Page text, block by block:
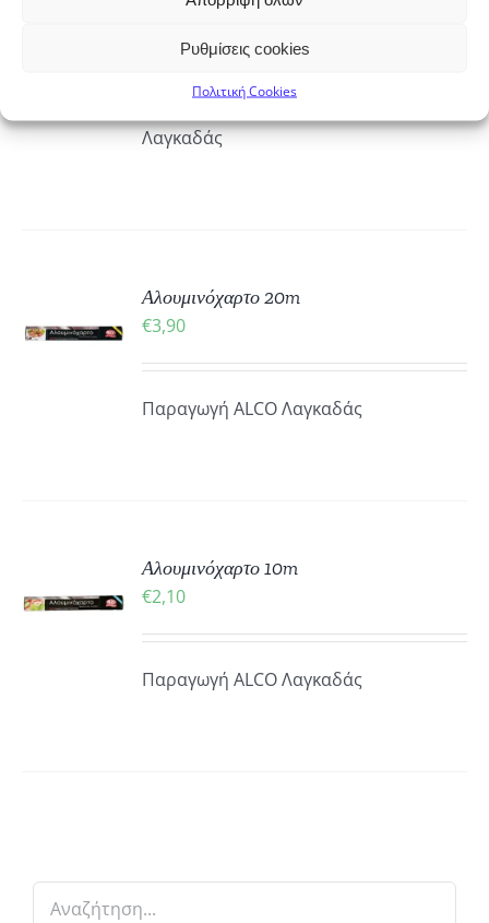
Ρυθμίσεις cookies
Πολιτική Cookies
38 cm * 20 μέτρα Παραγωγή: ALCO
Λαγκαδάς
Αλουμινόχαρτο 20m
€3,90
Παραγωγή ALCO Λαγκαδάς
Αλουμινόχαρτο 10m
€2,10
Παραγωγή ALCO Λαγκαδάς